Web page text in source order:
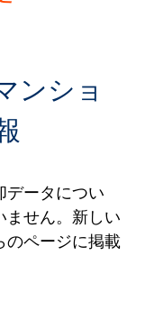
ンショ
データについ
ません。新しい
のページに掲載